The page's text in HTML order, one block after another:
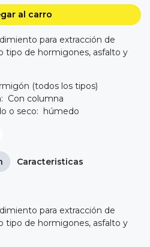
al carro
para extracción de
tipo de hormigones, asfalto y
(todos los tipos)
Con columna
o seco: húmedo
para extracción de
tipo de hormigones, asfalto y
Caracteristicas